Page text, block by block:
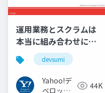
運用業務とスクラムは
本当に組み合わせにく
いのか︖運用業務が大
半を占めるプロダクト
開発での試行錯誤
devsumi
Yahoo!デ
ベロッパ
44K